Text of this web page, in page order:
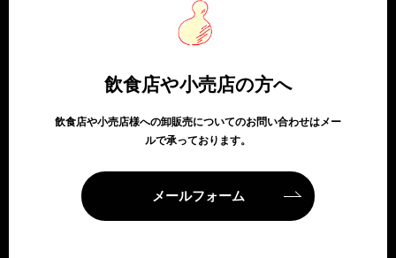
飲食店や小売店の方へ
飲食店や小売店様への卸販売についてのお問い合わせはメー
ルで承っております。
メールフォーム